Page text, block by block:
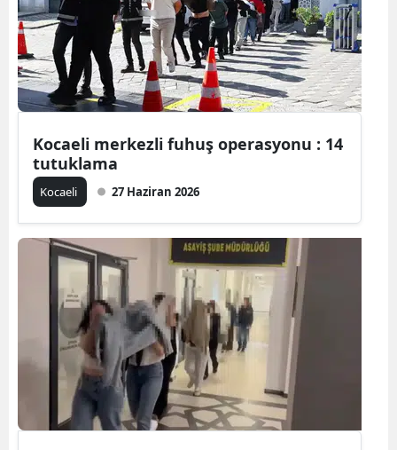
Yozgat
Zonguldak
Aksaray
Bayburt
Yalova
Kocaeli merkezli fuhuş operasyonu : 14
tutuklama
Kocaeli 27 Haziran 2026